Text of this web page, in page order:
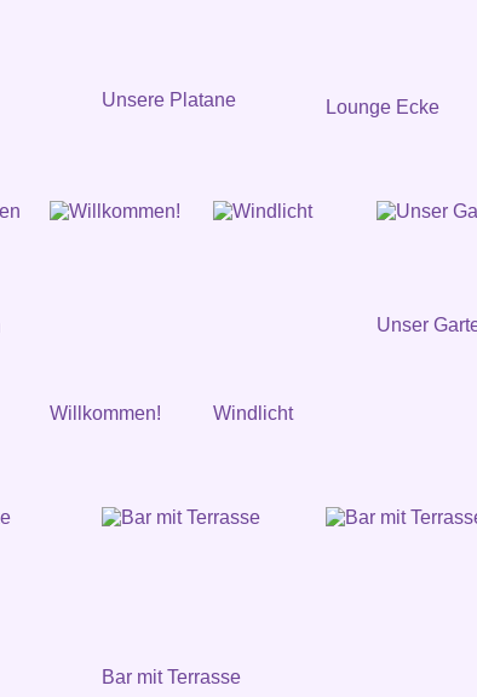
Unsere Platane Lounge Ecke
Willkommen! Windlicht
Unser
Bar mit Terrasse